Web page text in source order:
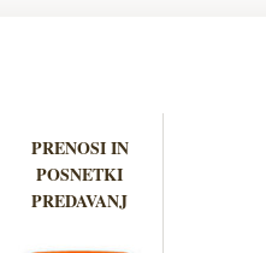
PRENOSI IN
POSNETKI
PREDAVANJ